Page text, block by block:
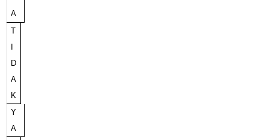
A
T
I
D
A
K
Y
A